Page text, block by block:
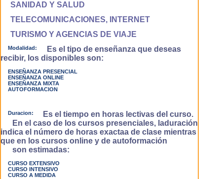
SANIDAD Y SALUD
TELECOMUNICACIONES, INTERNET
TURISMO Y AGENCIAS DE VIAJE
Modalidad:
Es el tipo de enseñanza que deseas
recibir, los disponibles son:
ENSEÑANZA PRESENCIAL
ENSEÑANZA ONLINE
ENSEÑANZA MIXTA
AUTOFORMACION
Duracion:
Es el tiempo en horas lectivas del curso.
En el caso de los cursos presenciales, laduración
indica el número de horas exactaa de clase mientras
que en los cursos online y de autoformación
son estimadas:
CURSO EXTENSIVO
CURSO INTENSIVO
CURSO A MEDIDA